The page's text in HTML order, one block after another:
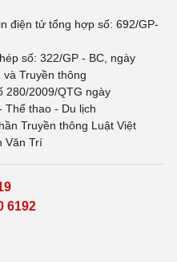
điện tử tổng hợp số: 692/GP-
số: 322/GP - BC, ngày
Truyền thông
280/2009/QTG ngày
Thể thao - Du lịch
Truyền thông Luật Việt
Văn Trí
6192